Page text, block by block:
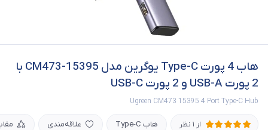
هاب 4 پورت Type-C یوگرین مدل CM473-15395 با
2 پورت ‌USB-A و 2 پورت USB-C
Ugreen CM473 15395 4 Port Type-C Hub
از 1 نظر هاب Type-C علاقه‌مندی